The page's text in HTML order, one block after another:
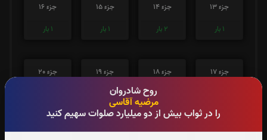
روح شادروان
مرضیه آقاسی
را در ثواب بیش از دو میلیارد صلوات سهیم کنید
جزء 13
1 بار
جزء 14
2 بار
جزء 15
1 بار
جزء 16
1 بار
جزء 17
جزء 18
بار
جزء 19
1
جزء 20